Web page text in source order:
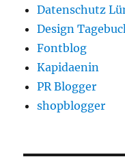
Datenschutz
Design
Fontblog
Kapidaenin
PR Blogger
shopblogger